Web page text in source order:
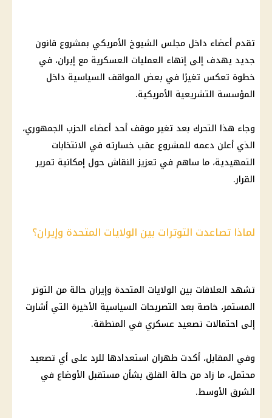
تقدم أعضاء داخل مجلس الشيوخ الأمريكي بمشروع قانون
جديد يهدف إلى إنهاء العمليات العسكرية معإيران، في
خطوة تعكس تغيرًا في بعض المواقف السياسية داخل
المؤسسة التشريعية الأمريكية.
وجاء هذا التحرك بعد تغير موقف أحد أعضاء الحزب الجمهوري،
الذي أعلن دعمه للمشروع عقب خسارته في الانتخابات
التمهيدية، ما ساهم في تعزيز النقاش حول إمكانية تمرير
القرار.
لماذا تصاعدت التوترات بين الولايات المتحدة وإيران؟
تشهد العلاقات بين الولايات المتحدة وإيران حالة من التوتر
المستمر، خاصة بعد التصريحات السياسية الأخيرة التي أشارت
إلى احتمالات تصعيد عسكري في المنطقة.
وفي المقابل، أكدت طهران استعدادها للرد على أي تصعيد
محتمل، ما زاد من حالة القلق بشأن مستقبل الأوضاع في
الشرق الأوسط.